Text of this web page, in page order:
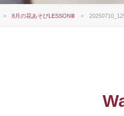
> 8月の花あそびLESSONⅢ >